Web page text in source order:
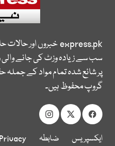
express.pkخبروں اور
سب سے زیادہ وزٹ کی جانے
پر شائع شدہ تمام مواد کے
گروپ محفوظ ہیں۔
ایکسپریس
ضابطہ
Privacy